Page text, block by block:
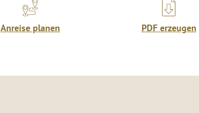
Anreise planen PDF erzeugen